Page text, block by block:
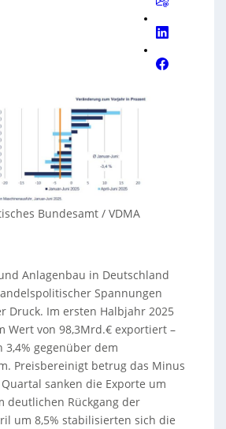
Bundesamt / VDMA
Anlagenbau in Deutschland
Spannungen
Druck. Im ersten Halbjahr 2025
Wert von 98,3Mrd.€ exportiert –
3,4% gegenüber dem
Preisbereinigt betrug das Minus
sanken die Exporte um
deutlichen Rückgang der
um 8,5% stabilisierten sich die